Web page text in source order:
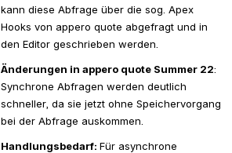
kann diese Abfrage über die sog. Apex
Hooks von appero quote abgefragt und in
den Editor geschrieben werden.
Änderungen in appero quote Summer 22:
Synchrone Abfragen werden deutlich
schneller, da sie jetzt ohne Speichervorgang
bei der Abfrage auskommen.
Handlungsbedarf: Für asynchrone